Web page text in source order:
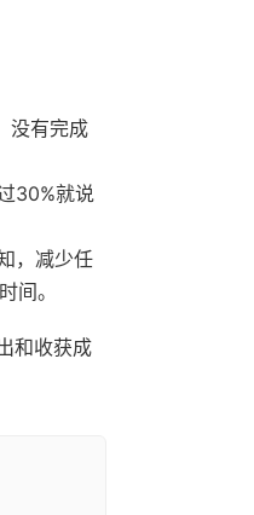
没有完成
30%就说
，减少任
间。
和收获成